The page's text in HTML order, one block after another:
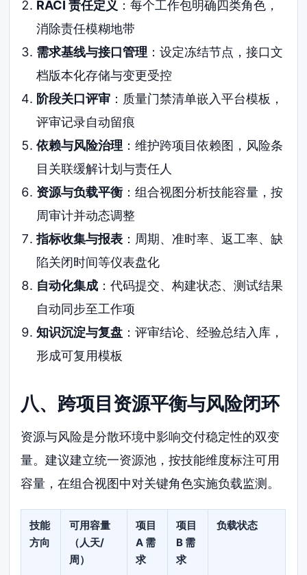
RACI 责任定义 ：每个工作包明确四类角色，
消除责任模糊地带
需求基线与接口管理 ：设定冻结节点，接口文
档版本化存储与变更受控
阶段关口评审：质量门禁清单嵌入平台模板，
评审记录自动留痕
依赖与风险治理 ：维护跨项目依赖图，风险条
目关联缓解计划与责任人
资源与负载平衡：组合视图分析技能容量，按
周审计并动态调整
指标收集与报表：周期、准时率、返工率、缺
陷关闭时间等仪表盘化
自动化集成：代码提交、构建状态、测试结果
自动同步至工作项
知识沉淀与复盘：评审结论、经验总结入库，
形成可复用模板
八、跨项目资源平衡与风险闭环
资源与风险是分散环境中影响交付稳定性的双变
量。建议建立统一资源池，按技能维度标注可用
容量，在组合视图中对关键角色实施负载监测。
技能
方向
可用容量
（人天/
周）
项目
A 需
求
项目
B 需
求
负载状态